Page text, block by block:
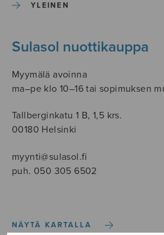
YLEINEN
Sulasol nuottikauppa
Myymälä avoinna
ma–pe klo 10–16 tai sopimuksen
Tallberginkatu 1 B, 1,5 krs.
00180 Helsinki
myynti@sulasol.fi
puh. 050 305 6502
NÄYTÄ KARTALLA